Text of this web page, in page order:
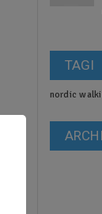
TAGI
nordic